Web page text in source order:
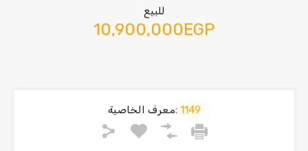
للبيع
10,900,000EGP
معرف الخاصية:1149